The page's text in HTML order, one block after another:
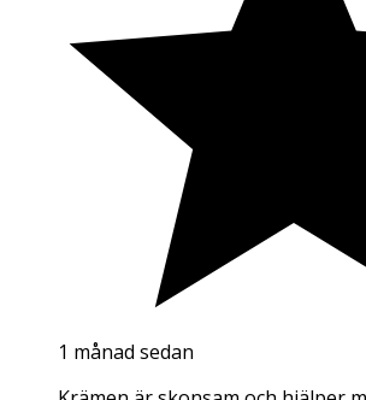
1 månad sedan